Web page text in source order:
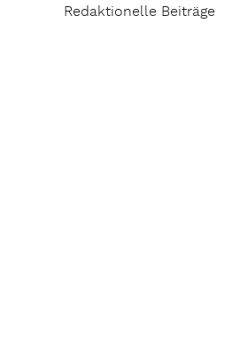
Redaktionelle Beiträge